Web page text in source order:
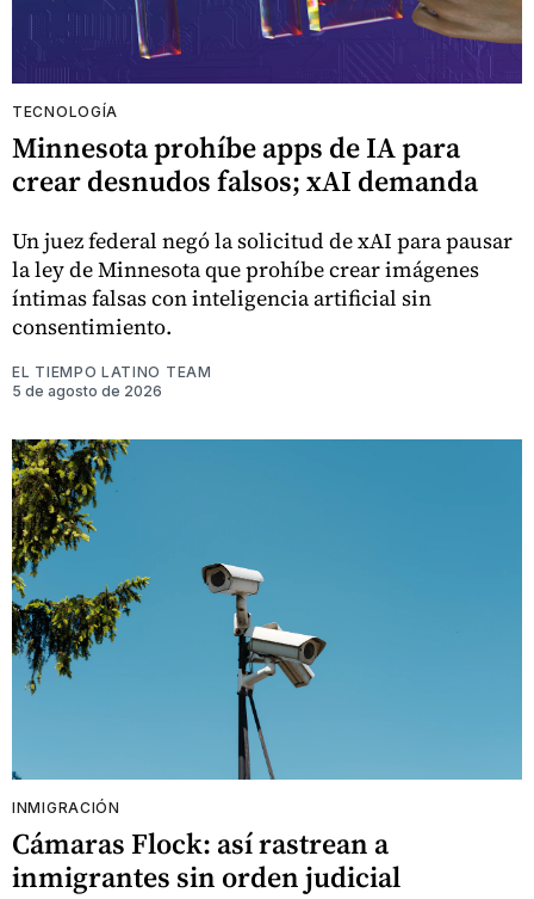
TECNOLOGÍA
Minnesota prohíbe apps de IA para
crear desnudos falsos; xAI demanda
Un juez federal negó la solicitud de xAI para pausar
la ley de Minnesota que prohíbe crear imágenes
íntimas falsas con inteligencia artificial sin
consentimiento.
EL TIEMPO LATINO TEAM
5 de agosto de 2026
INMIGRACIÓN
Cámaras Flock: así rastrean a
inmigrantes sin orden judicial